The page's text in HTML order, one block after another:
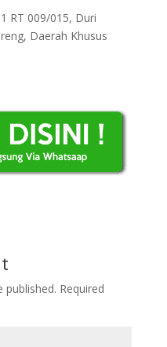
RT 009/015, Duri
Daerah Khusus
published. Required